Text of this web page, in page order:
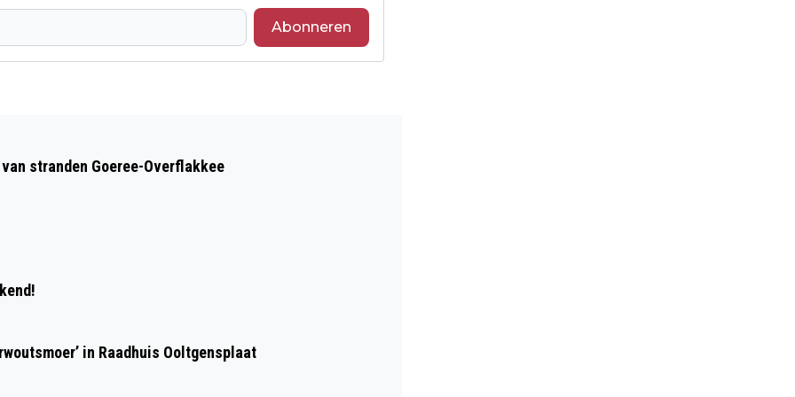
Abonneren
NIVEAU VAN 2020
stranden Goeree-Overflakkee
in Raadhuis Ooltgensplaat